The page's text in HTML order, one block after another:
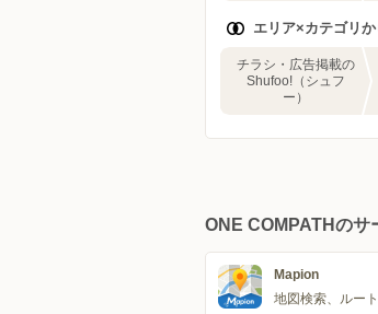
エリア×カテゴリ
チラシ・広告掲載の
Shufoo!（シュフ
ー）
ONE COMPATHのサ
Mapion
地図検索、ルー